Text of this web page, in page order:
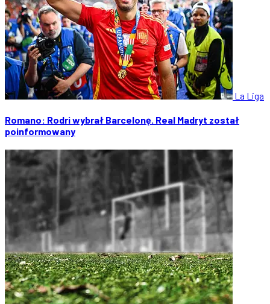
La Liga
Romano: Rodri wybrał Barcelonę. Real Madryt został
poinformowany